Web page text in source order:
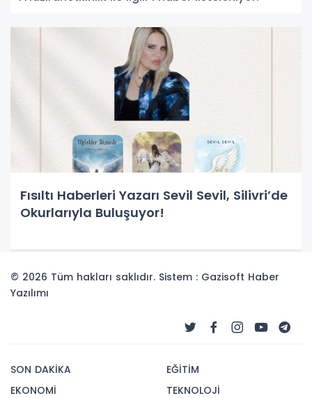
Fısıltı Haberleri Yazarı Sevil Sevil, Silivri’de
Okurlarıyla Buluşuyor!
© 2026 Tüm hakları saklıdır. Sistem : Gazisoft Haber
Yazılımı
SON DAKİKA
EKONOMİ
EĞİTİM
TEKNOLOJİ